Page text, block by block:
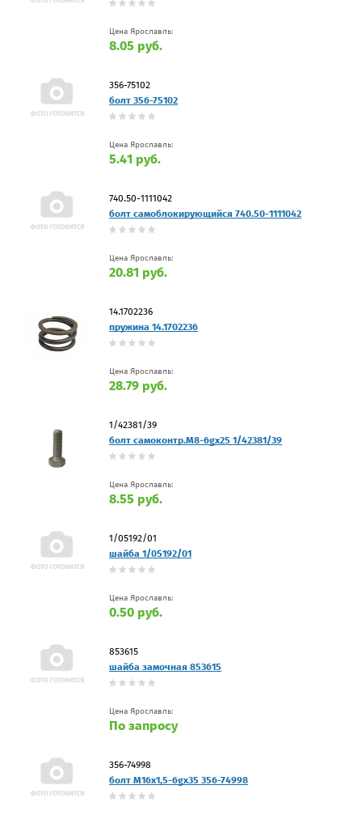
Цена Ярославль:
8.05 руб.
356-75102
болт 356-75102
Цена Ярославль:
5.41 руб.
740.50-1111042
болт самоблокирующийся 740.50-1111042
Цена Ярославль:
20.81 руб.
14.1702236
пружина 14.1702236
Цена Ярославль:
28.79 руб.
1/42381/39
болт самоконтр.М8-6gх25 1/42381/39
Цена Ярославль:
8.55 руб.
1/05192/01
шайба 1/05192/01
Цена Ярославль:
0.50 руб.
853615
шайба замочная 853615
Цена Ярославль:
По запросу
356-74998
болт М16х1,5-6gх35 356-74998